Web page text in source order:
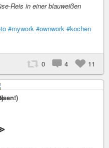
Reis in einer blauweißen
#mywork #ownwork #kochen
0 4 11